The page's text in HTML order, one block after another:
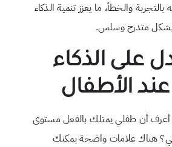
والخطأ، ما يعزز تنمية الذكاء
بشكل متدرج وسلس.
على الذكاء
الأطفال
أعرف أن طفلي يمتلك بالفعل مستوى
هناك علامات واضحة يمكنك